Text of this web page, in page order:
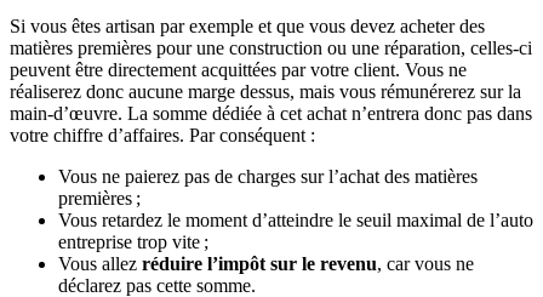
Si vous êtes artisan par exemple et que vous devez acheter des
matières premières pour une construction ou une réparation, celles-ci
peuvent être directement acquittées par votre client. Vous ne
réaliserez donc aucune marge dessus, mais vous rémunérerez sur la
main-d’œuvre. La somme dédiée à cet achat n’entrera donc pas dans
votre chiffre d’affaires. Par conséquent :
Vous ne paierez pas de charges sur l’achat des matières
premières ;
Vous retardez le moment d’atteindre le seuil maximal de l’auto
entreprise trop vite ;
Vous allez réduire l’impôt sur le revenu, car vous ne
déclarez pas cette somme.